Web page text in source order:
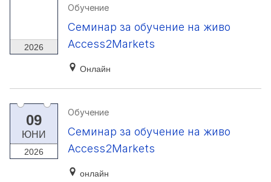
2026
Обучение
Семинар за обучение на живо
Access2Markets
Онлайн
09
ЮНИ
2026
Обучение
Семинар за обучение на живо
Access2Markets
онлайн